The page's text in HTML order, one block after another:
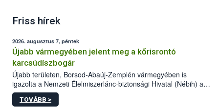
Friss hírek
2026. augusztus 7, péntek
Újabb vármegyében jelent meg a kőrisrontó
karcsúdíszbogár
Újabb területen, Borsod-Abaúj-Zemplén vármegyében is
igazolta a Nemzeti Élelmiszerlánc-biztonsági Hivatal (Nébih) a
kőrisrontó karcsúdíszbogár (Agrilus planipennis) jelenlétét. A
kártevőt nem csak színcsapdában találták meg, de már fertőzött
TOVÁBB >